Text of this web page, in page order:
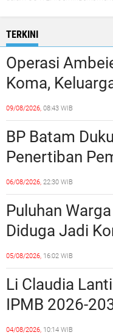
TERKINI
Operasi
Koma,
Sartika
Bros Botania
09/08/2026, 08:43 WIB
BP Batam
Penertiban
Ruang Laut
Ketentuan
Perundang-
06/08/2026, 22:30 WIB
Puluhan
Diduga Jadi
Penipuan
Miliaran
Polda Kepri
Tempat?
05/08/2026, 16:02 WIB
Li Claudia
IPMB 2026-
Perkuat
04/08/2026, 10:14 WIB